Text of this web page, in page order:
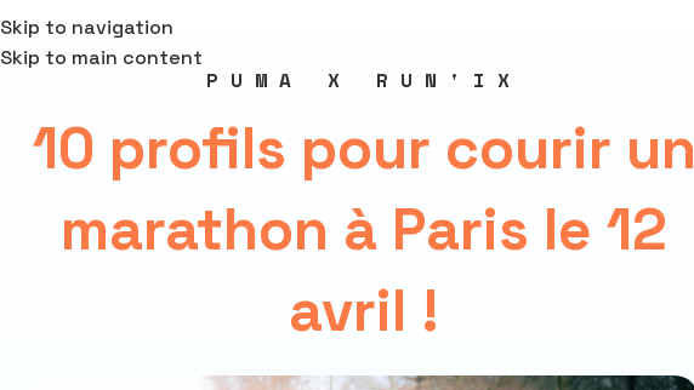
Skip to navigation
Skip to main content
PUMA X RUN'IX
10 profils pour courir un
marathon à Paris le 12
avril !